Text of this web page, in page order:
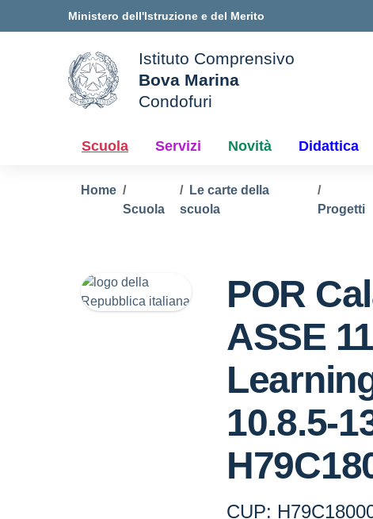
Ministero dell'Istruzione e del Merito
della scuola
Istituto Comprensivo
Bova Marina
Condofuri
Scuola Servizi Novità Didattica
Home
Scuola
Le carte della
scuola
Progetti
POR
ASSE
10.8.5-
CUP: